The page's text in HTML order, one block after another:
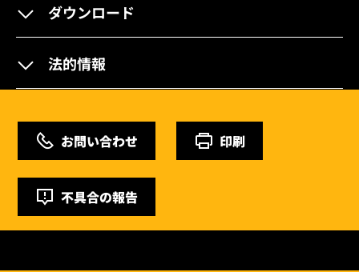
ダウンロード
法的情報
お問い合わせ 印刷
不具合の報告